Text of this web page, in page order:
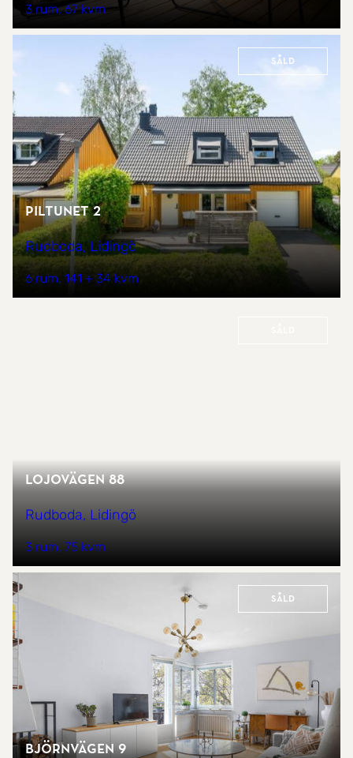
3 rum 67 kvm
Såld
Piltunet 2
Rudboda, Lidingö
6 rum 141 + 34 kvm
Lojovägen 88
Rudboda, Lidingö
3 rum 75 kvm
Såld
Björnvägen 9